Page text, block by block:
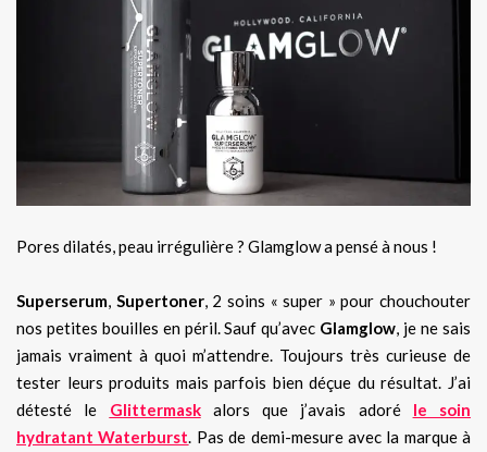
Pores dilatés, peau irrégulière ? Glamglow a pensé à nous !
Superserum, Supertoner, 2 soins « super » pour chouchouter
nos petites bouilles en péril. Sauf qu’avec Glamglow, je ne sais
jamais vraiment à quoi m’attendre. Toujours très curieuse de
tester leurs produits mais parfois bien déçue du résultat. J’ai
détesté le Glittermaskalors que j’avais adoré le soin
hydratant Waterburst. Pas de demi-mesure avec la marque à